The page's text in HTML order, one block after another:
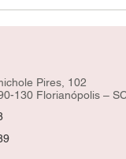
Pires, 102
130 Florianópolis –